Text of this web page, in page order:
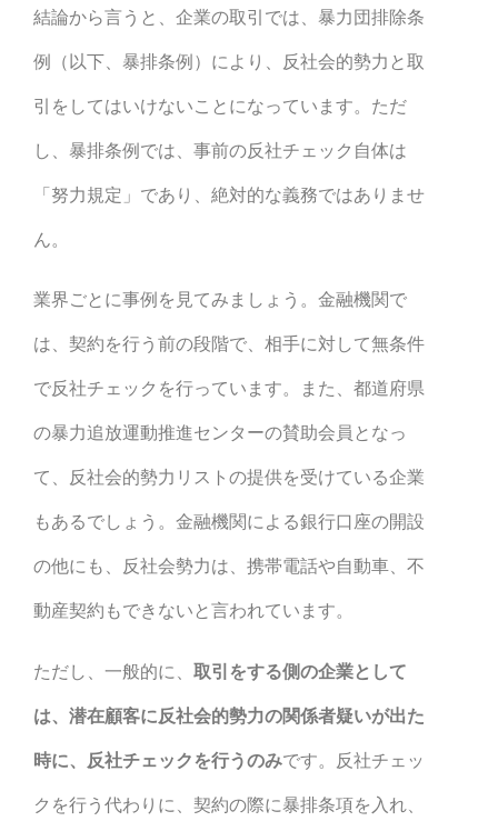
結論から言うと、企業の取引では、暴力団排除条
例（以下、暴排条例）により、反社会的勢力と取
引をしてはいけないことになっています。ただ
し、暴排条例では、事前の反社チェック自体は
「努力規定」であり、絶対的な義務ではありませ
ん。
業界ごとに事例を見てみましょう。金融機関で
は、契約を行う前の段階で、相手に対して無条件
で反社チェックを行っています。また、都道府県
の暴力追放運動推進センターの賛助会員となっ
て、反社会的勢力リストの提供を受けている企業
もあるでしょう。金融機関による銀行口座の開設
の他にも、反社会勢力は、携帯電話や自動車、不
動産契約もできないと言われています。
ただし、一般的に、 取引をする側の企業として
は、潜在顧客に反社会的勢力の関係者疑いが出た
時に、反社チェックを行うのみです。反社チェッ
クを行う代わりに、契約の際に暴排条項を入れ、